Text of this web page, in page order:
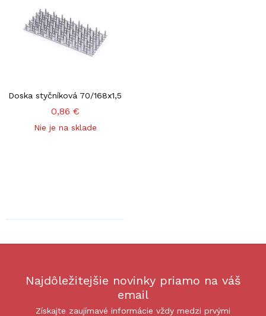
Doska styčníková 70/168x1,5
0,86 €
Nie je na sklade
Najdôležitejšie novinky priamo na váš
email
Získajte zaujímavé informácie vždy medzi prvými